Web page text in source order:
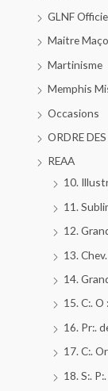
GLNF
Maitre
Martinisme
Memphis
Occasions
ORDRE
REAA
10.
11.
12.
13.
14.
15. C:. O
16. Pr:.
17. C:.
18. S:. P:.